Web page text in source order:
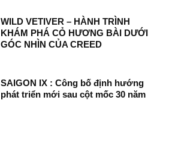
WILD VETIVER – HÀNH TRÌNH
KHÁM PHÁ CỎ HƯƠNG BÀI DƯỚI
GÓC NHÌN CỦA CREED
SAIGON IX : Công bố định hướng
phát triển mới sau cột mốc 30 năm